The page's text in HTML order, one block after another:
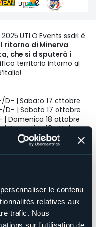
le contenu
relatives aux
trafic. Nous
sur l'utilisation de
UTLO Events ssdrl è
il ritorno di Minerva
che si disputerà i
territorio intorno al
D- | Sabato 17 ottobre
D- | Sabato 17 ottobre
| Domenica 18 ottobre
| Domenica 18 ottobre
con UTLO
e per rendere ancora
Pella e Omegna, che
nell’ambito dei
– dicono ancora
voglia di tornare a